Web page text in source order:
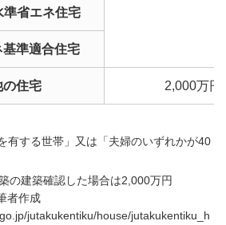
準省エネ住宅
基準適合住宅
の住宅 2,000万円
有する世帯」又は「夫婦のいずれかが40
の建築確認した場合は2,000万円
者作成
jutakukentiku/house/jutakukentiku_h